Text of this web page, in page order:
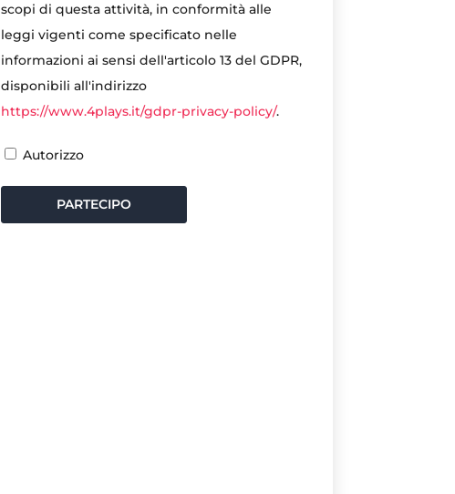
scopi di questa attività, in conformità alle
leggi vigenti come specificato nelle
informazioni ai sensi dell'articolo 13 del GDPR,
disponibili all'indirizzo
https://www.4plays.it/gdpr-privacy-policy/.
Autorizzo
PARTECIPO